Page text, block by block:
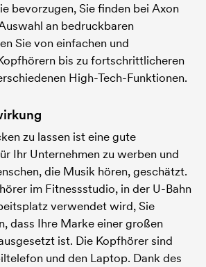
bevorzugen, Sie finden bei Axon
an bedruckbaren
Sie von einfachen und
bis zu fortschrittlicheren
High-Tech-Funktionen.
zu lassen ist eine gute
Ihr Unternehmen zu werben und
die Musik hören, geschätzt.
im Fitnessstudio, in der U-Bahn
verwendet wird, Sie
dass Ihre Marke einer großen
ist. Die Kopfhörer sind
und den Laptop. Dank des